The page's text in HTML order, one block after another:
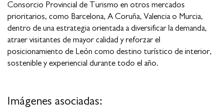
Consorcio Provincial de Turismo en otros mercados
prioritarios, como Barcelona, A Coruña, Valencia o Murcia,
dentro de una estrategia orientada a diversificar la demanda,
atraer visitantes de mayor calidad y reforzar el
posicionamiento de León como destino turístico de interior,
sostenible y experiencial durante todo el año.
Imágenes asociadas: